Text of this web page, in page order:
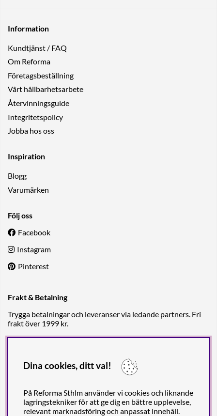
Information
Kundtjänst / FAQ
Om Reforma
Företagsbeställning
Vårt hållbarhetsarbete
Återvinningsguide
Integritetspolicy
Jobba hos oss
Inspiration
Blogg
Varumärken
Följ oss
Facebook
Instagram
Pinterest
Frakt & Betalning
Trygga betalningar och leveranser via ledande partners. Fri
frakt över 1999 kr.
Dina cookies, ditt val!
På Reforma Sthlm använder vi cookies och liknande
lagringstekniker för att ge dig en bättre upplevelse,
relevant marknadsföring och anpassat innehåll.